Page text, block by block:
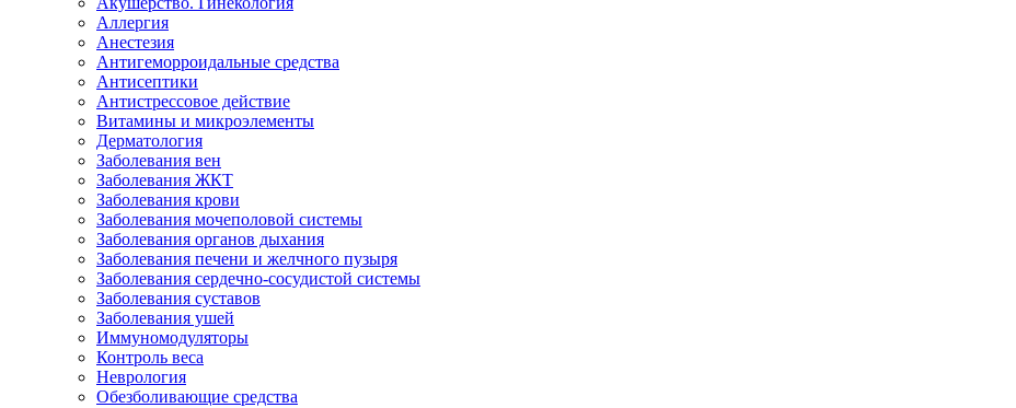
Аллергия
Анестезия
Антигеморроидальные средства
Антисептики
Антистрессовое действие
Витамины и микроэлементы
Дерматология
Заболевания вен
Заболевания ЖКТ
Заболевания крови
Заболевания мочеполовой системы
Заболевания органов дыхания
Заболевания печени и желчного пузыря
Заболевания сердечно-сосудистой системы
Заболевания суставов
Заболевания ушей
Иммуномодуляторы
Контроль веса
Неврология
Обезболивающие средства